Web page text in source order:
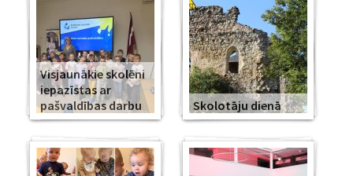
Visjaunākie skolēni
iepazīstas ar
pašvaldības darbu
Skolotāju dienā